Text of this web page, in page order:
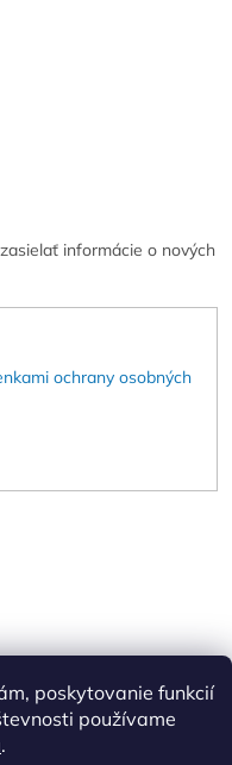
poskytovanie funkcií
používame
.
informácie o nových
ochrany osobných